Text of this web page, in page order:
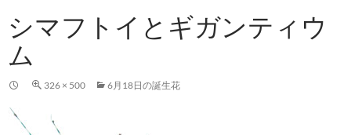
プシマフトイとギガンティウ
ム
326 × 500 6月18日の誕生花